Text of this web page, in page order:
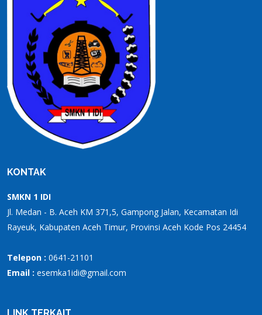
KONTAK
SMKN 1 IDI
Jl. Medan - B. Aceh KM 371,5, Gampong Jalan, Kecamatan Idi
Rayeuk, Kabupaten Aceh Timur, Provinsi Aceh Kode Pos 24454
Telepon : 0641-21101
Email : esemka1idi@gmail.com